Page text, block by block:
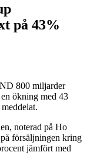
på 43%
800 miljarder
ökning med 43
noterad på Ho
försäljningen kring
jämfört med